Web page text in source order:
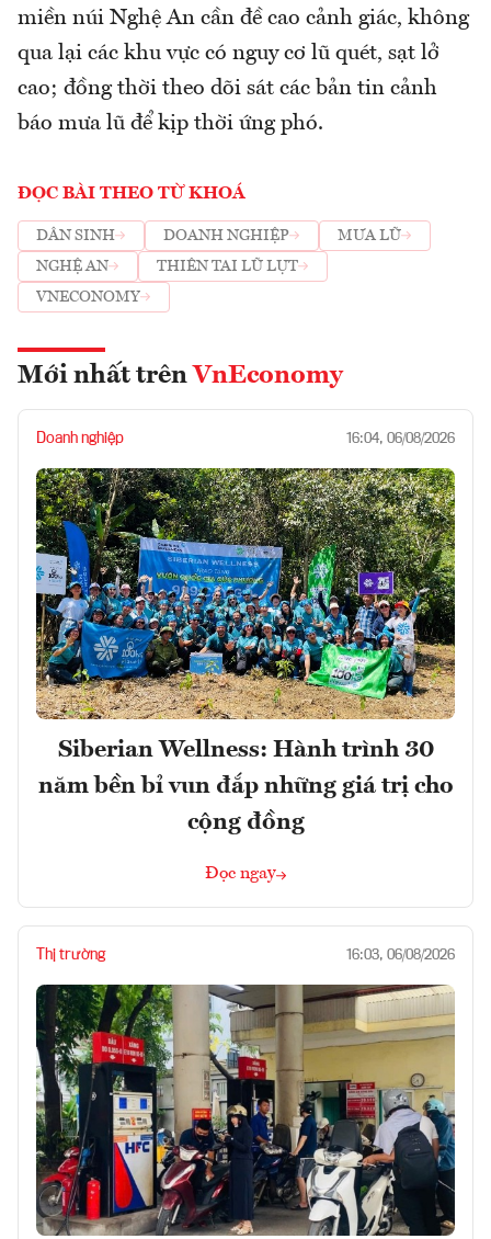
miền núi Nghệ An cần đề cao cảnh giác, không
qua lại các khu vực có nguy cơ lũ quét, sạt lở
cao; đồng thời theo dõi sát các bản tin cảnh
báo mưa lũ để kịp thời ứng phó.
ĐỌC BÀI THEO TỪ KHOÁ
DÂN SINH DOANH NGHIỆP
MƯA LŨ
NGHỆ AN
THIÊN TAI LŨ LỤT
VNECONOMY
Mới nhất trên VnEconomy
Doanh nghiệp 16:04, 06/08/2026
Siberian Wellness: Hành trình 30
năm bền bỉ vun đắp những giá trị cho
cộng đồng
Đọc ngay
Thị trường 16:03, 06/08/2026